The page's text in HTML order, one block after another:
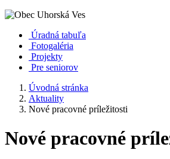
Úradná tabuľa
Fotogaléria
Projekty
Pre seniorov
Úvodná stránka
Aktuality
Nové pracovné príležitosti
Nové pracovné